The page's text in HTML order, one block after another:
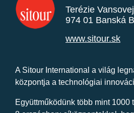
Terézie
974 01 Banská
www.sitour.sk
A Sitour International a világ
központja a technológiai
Együttműködünk több mint 1000